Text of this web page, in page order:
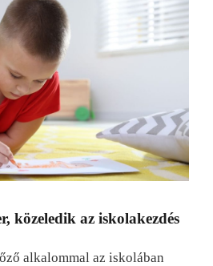
közeledik az iskolakezdés
alkalommal az iskolában